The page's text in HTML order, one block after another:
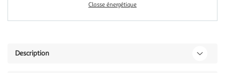
Classe énergétique
Description